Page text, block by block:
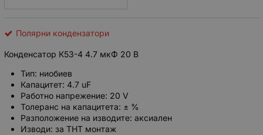
Полярни кондензатори
Конденсатор К53-4 4.7 мкФ 20 В
Тип: ниобиев
Капацитет: 4.7 uF
Работно напрежение: 20 V
Толеранс на капацитета: ± %
Разположение на изводите: аксиален
Изводи: за THT монтаж